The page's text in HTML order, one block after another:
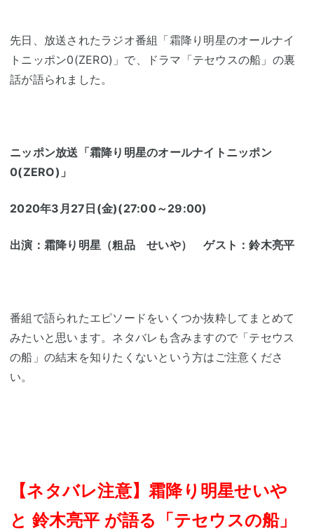
先日、放送されたラジオ番組「霜降り明星のオールナイ
トニッポン0(ZERO)」で、ドラマ「テセウスの船」の裏
話が語られました。
ニッポン放送「霜降り明星のオールナイトニッポン
0(ZERO)」
2020年3月27日(金)(27:00～29:00)
出演：霜降り明星（粗品 せいや） ゲスト：鈴木亮平
番組で語られたエピソードをいくつか抜粋してまとめて
みたいと思います。ネタバレも含みますので「テセウス
の船」の結末を知りたくないという方はご注意くださ
い。
【ネタバレ注意】霜降り明星せいや
と 鈴木亮平 が語る「テセウスの船」